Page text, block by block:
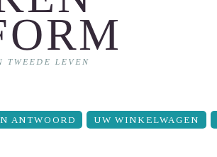
ANTWOORD UW WINKELWAGEN